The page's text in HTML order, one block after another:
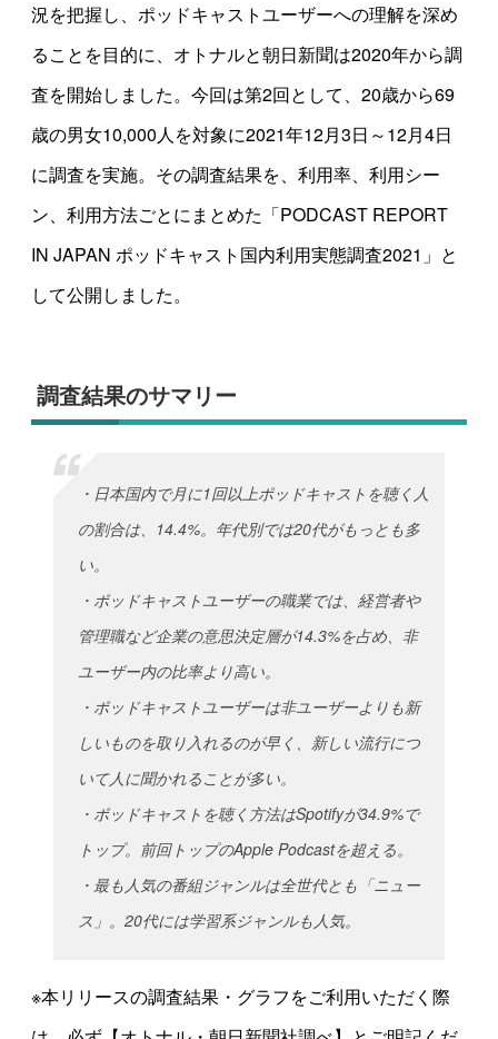
況を把握し、ポッドキャストユーザーへの理解を深め
ることを目的に、オトナルと朝日新聞は2020年から調
査を開始しました。今回は第2回として、20歳から69
歳の男女10,000人を対象に2021年12月3日～12月4日
に調査を実施。その調査結果を、利用率、利用シー
ン、利用方法ごとにまとめた「PODCAST REPORT
IN JAPAN ポッドキャスト国内利用実態調査2021」と
して公開しました。
調査結果のサマリー
・日本国内で月に1回以上ポッドキャストを聴く人
の割合は、14.4%。年代別では20代がもっとも多
い。
・ポッドキャストユーザーの職業では、経営者や
管理職など企業の意思決定層が14.3%を占め、非
ユーザー内の比率より高い。
・ポッドキャストユーザーは非ユーザーよりも新
しいものを取り入れるのが早く、新しい流行につ
いて人に聞かれることが多い。
・ポッドキャストを聴く方法はSpotifyが34.9%で
トップ。前回トップのApple Podcastを超える。
・最も人気の番組ジャンルは全世代とも「ニュー
ス」。20代には学習系ジャンルも人気。
※本リリースの調査結果・グラフをご利用いただく際